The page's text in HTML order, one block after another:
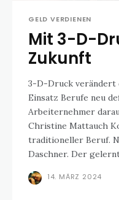
GELD VERDIENEN
Mit 3-D-
Zukunft
3-D-Druck verändert
Einsatz Berufe neu
Arbeiternehmer darauf
Christine Mattauch Konditor? Eigentlich ein sehr
traditioneller Beruf.
Daschner. Der
14. MÄRZ 2024